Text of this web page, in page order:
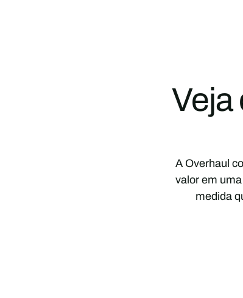
Veja
A Overhaul
valor em
medida